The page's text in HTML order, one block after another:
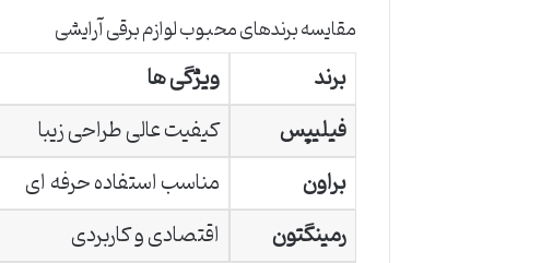
مقایسه برندهای محبوب لوازم برقی آرایشی
برند ویژگی ها
فیلیپس
کیفیت عالی طراحی زیبا
براون
مناسب استفاده حرفه ای
رمینگتون
اقتصادی و کاربردی